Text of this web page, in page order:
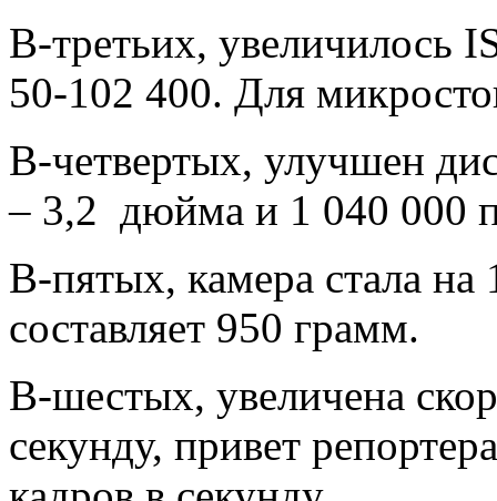
В-третьих, увеличилось
50-102 400. Для
В-четвертых, улучшен
– 3,2 дюйма и 1 040 000
В-пятых, камера стала на
составляет 950 грамм.
В-шестых, увеличена
секунду, привет